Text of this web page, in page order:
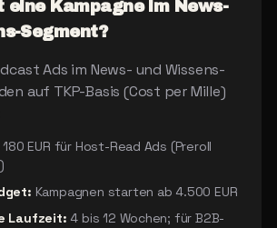
eine Kampagne im News-
Segment?
Ads im News- und Wissens-
auf TKP-Basis (Cost per Mille)
EUR für Host-Read Ads (Preroll
Kampagnen starten ab 4.500 EUR
Laufzeit: 4 bis 12 Wochen; für B2B-